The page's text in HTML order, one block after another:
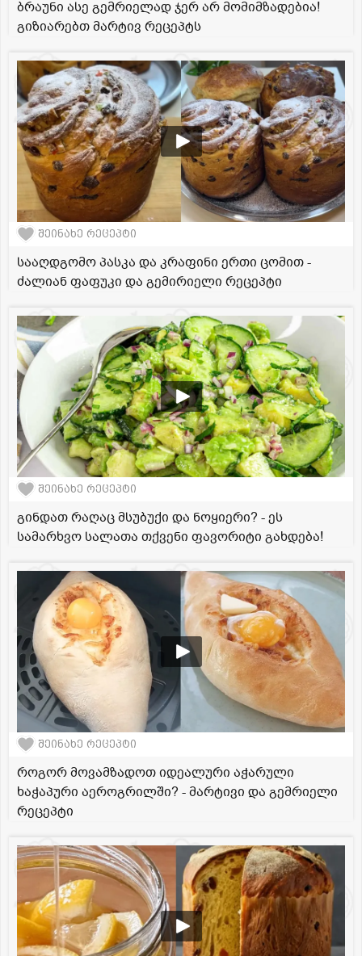
ბრაუნი ასე გემრიელად ჯერ არ მომიმზადებია!
გიზიარებთ მარტივ რეცეპტს
შეინახე რეცეპტი
სააღდგომო პასკა და კრაფინი ერთი ცომით -
ძალიან ფაფუკი და გემირიელი რეცეპტი
შეინახე რეცეპტი
გინდათ რაღაც მსუბუქი და ნოყიერი? - ეს
სამარხვო სალათა თქვენი ფავორიტი გახდება!
შეინახე რეცეპტი
როგორ მოვამზადოთ იდეალური აჭარული
ხაჭაპური აეროგრილში? - მარტივი და გემრიელი
რეცეპტი